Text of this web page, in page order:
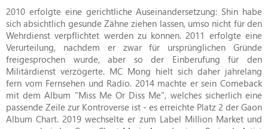
2010 erfolgte eine gerichtliche Auseinandersetzung: Shin habe
sich absichtlich gesunde Zähne ziehen lassen, umso nicht für den
Wehrdienst verpflichtet werden zu können. 2011 erfolgte eine
Verurteilung, nachdem er zwar für ursprünglichen Gründe
freigesprochen wurde, aber so der Einberufung für den
Militärdienst verzögerte. MC Mong hielt sich daher jahrelang
fern vom Fernsehen und Radio. 2014 machte er sein Comeback
mit dem Album "Miss Me Or Diss Me", welches sicherlich eine
passende Zeile zur Kontroverse ist - es erreichte Platz 2 der Gaon
Album Chart. 2019 wechselte er zum Label Million Market und